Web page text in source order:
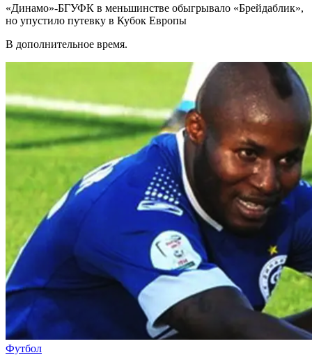
«Динамо»-БГУФК в меньшинстве обыгрывало «Брейдаблик»,
но упустило путевку в Кубок Европы
В дополнительное время.
Футбол